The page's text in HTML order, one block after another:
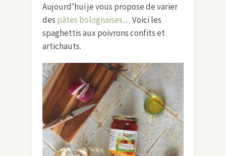
Aujourd’hui je vous propose de varier
des pâtes bolognaises… Voici les
spaghettis aux poivrons confits et
artichauts.